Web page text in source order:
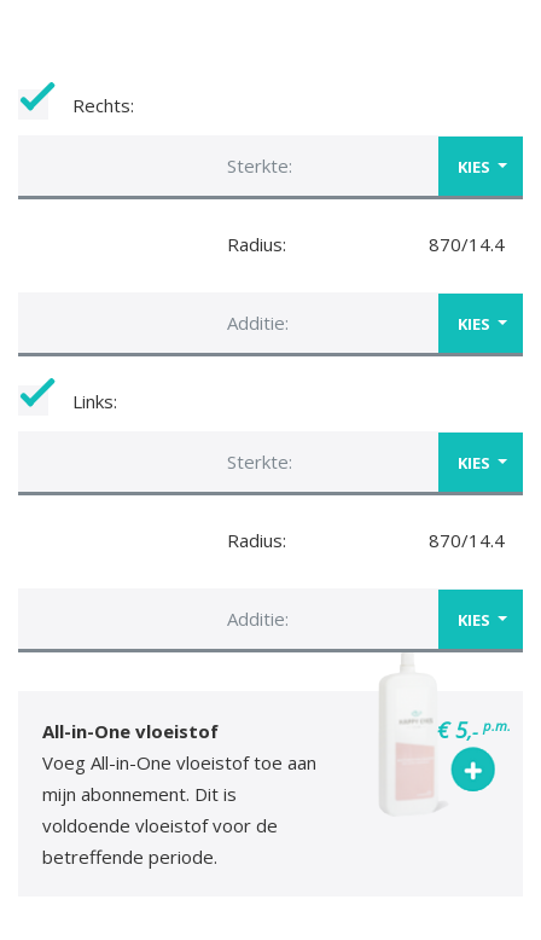
Rechts:
Sterkte: KIES
Radius: 870/14.4
Additie: KIES
Links:
Sterkte: KIES
Radius: 870/14.4
Additie: KIES
All-in-One vloeistof
Voeg All-in-One vloeistof toe aan
mijn abonnement. Dit is
voldoende vloeistof voor de
betreffende periode.
€ 5,-p.m.